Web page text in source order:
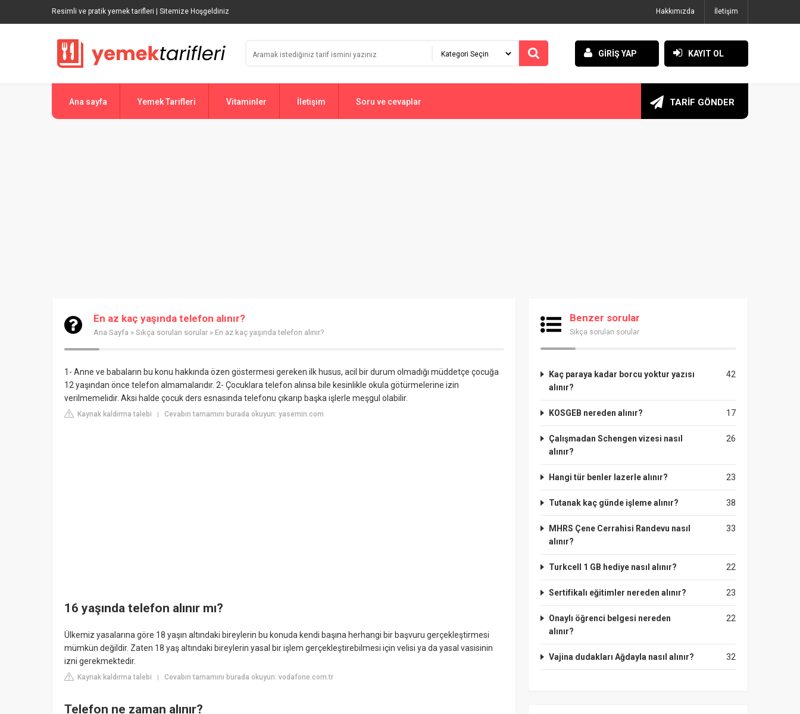
Resimli ve pratik yemek tarifleri | Sitemize Hoşgeldiniz Hakkımızda İletişim
GİRİŞ YAP KAYIT OL
Ana sayfa Yemek Tarifleri Vitaminler İletişim Soru ve cevaplar TARİF GÖNDER
En az kaç yaşında telefon alınır?
Ana Sayfa » Sıkça sorulan sorular » En az kaç yaşında telefon alınır?
1- Anne ve babaların bu konu hakkında özen göstermesi gereken ilk husus, acil bir durum olmadığı müddetçe çocuğa
12 yaşından önce telefon almamalarıdır. 2- Çocuklara telefon alınsa bile kesinlikle okula götürmelerine izin
verilmemelidir. Aksi halde çocuk ders esnasında telefonu çıkarıp başka işlerle meşgul olabilir.
Kaynak kaldırma talebi | Cevabın tamamını burada okuyun: yasemin.com
16 yaşında telefon alınır mı?
Ülkemiz yasalarına göre 18 yaşın altındaki bireylerin bu konuda kendi başına herhangi bir başvuru gerçekleştirmesi
mümkün değildir. Zaten 18 yaş altındaki bireylerin yasal bir işlem gerçekleştirebilmesi için velisi ya da yasal vasisinin
izni gerekmektedir.
Kaynak kaldırma talebi Cevabın tamamını burada okuyun: vodafone.com.tr
Telefon ne zaman alınır?
Benzer sorular
Sıkça sorulan sorular
42
Kaç paraya kadar borcu yoktur yazısı
alınır?
17
KOSGEB nereden alınır?
26
Çalışmadan Schengen vizesi nasıl
alınır?
23
Hangi tür benler lazerle alınır?
38
Tutanak kaç günde işleme alınır?
33
MHRS Çene Cerrahisi Randevu nasıl
alınır?
22
Turkcell 1 GB hediye nasıl alınır?
23
Sertifikalı eğitimler nereden alınır?
22
Onaylı öğrenci belgesi nereden
alınır?
32
Vajina dudakları Ağdayla nasıl alınır?